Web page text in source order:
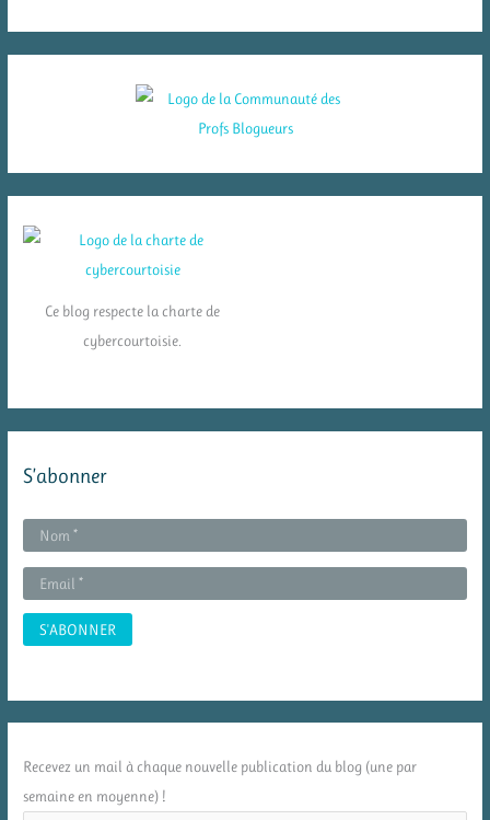
Ce blog respecte la charte de
cybercourtoisie.
S’abonner
Recevez un mail à chaque nouvelle publication du blog (une par
semaine en moyenne) !